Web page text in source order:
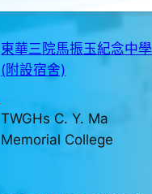
東華三院馬振玉紀念中學
(附設宿舍)
TWGHs C. Y. Ma
Memorial College